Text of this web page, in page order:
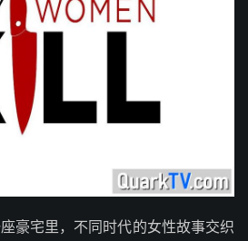
豪宅里，不同时代的女性故事交织